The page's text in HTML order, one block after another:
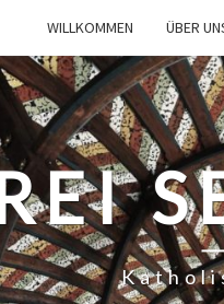
WILLKOMMEN ÜBER